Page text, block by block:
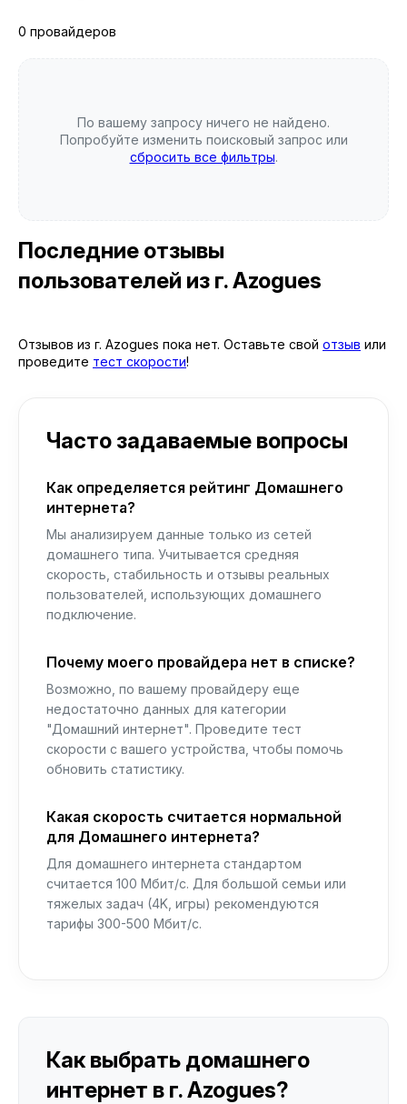
0 провайдеров
По вашему запросу ничего не найдено.
Попробуйте изменить поисковый запрос или
сбросить все фильтры.
Последние отзывы
пользователей из г. Azogues
Отзывов из г. Azogues пока нет. Оставьте свой отзыв или
проведите тест скорости!
Часто задаваемые вопросы
Как определяется рейтинг Домашнего
интернета?
Мы анализируем данные только из сетей
домашнего типа. Учитывается средняя
скорость, стабильность и отзывы реальных
пользователей, использующих домашнего
подключение.
Почему моего провайдера нет в списке?
Возможно, по вашему провайдеру еще
недостаточно данных для категории
"Домашний интернет". Проведите тест
скорости с вашего устройства, чтобы помочь
обновить статистику.
Какая скорость считается нормальной
для Домашнего интернета?
Для домашнего интернета стандартом
считается 100 Мбит/с. Для большой семьи или
тяжелых задач (4K, игры) рекомендуются
тарифы 300-500 Мбит/с.
Как выбрать домашнего
интернет в г. Azogues?